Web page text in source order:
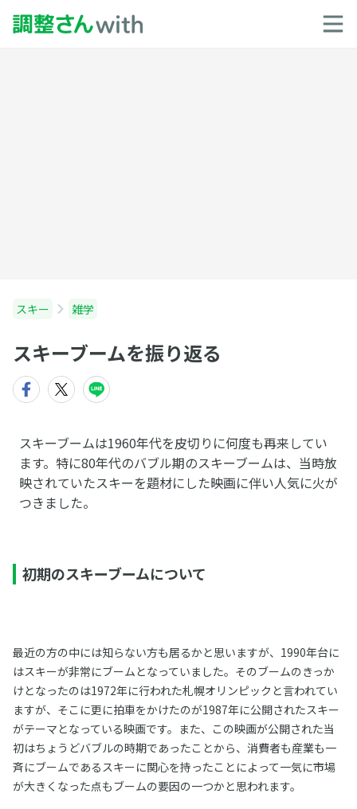
スキー 雑学
スキーブームを振り返る
スキーブームは1960年代を皮切りに何度も再来してい
ます。特に80年代のバブル期のスキーブームは、当時放
映されていたスキーを題材にした映画に伴い人気に火が
つきました。
初期のスキーブームについて
最近の方の中には知らない方も居るかと思いますが、1990年台に
はスキーが非常にブームとなっていました。そのブームのきっか
けとなったのは1972年に行われた札幌オリンピックと言われてい
ますが、そこに更に拍車をかけたのが1987年に公開されたスキー
がテーマとなっている映画です。また、この映画が公開された当
初はちょうどバブルの時期であったことから、消費者も産業も一
斉にブームであるスキーに関心を持ったことによって一気に市場
が大きくなった点もブームの要因の一つかと思われます。